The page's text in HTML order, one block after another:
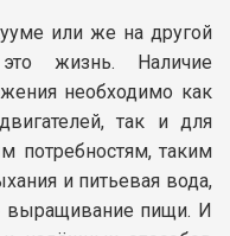
или же на другой
жизнь. Наличие
необходимо как
так и для
потребностям, таким
и питьевая вода,
выращивание пищи. И